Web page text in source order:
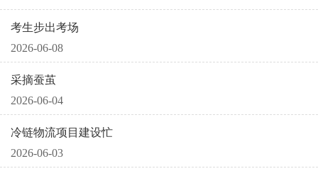
考生步出考场
2026-06-08
采摘蚕茧
2026-06-04
冷链物流项目建设忙
2026-06-03